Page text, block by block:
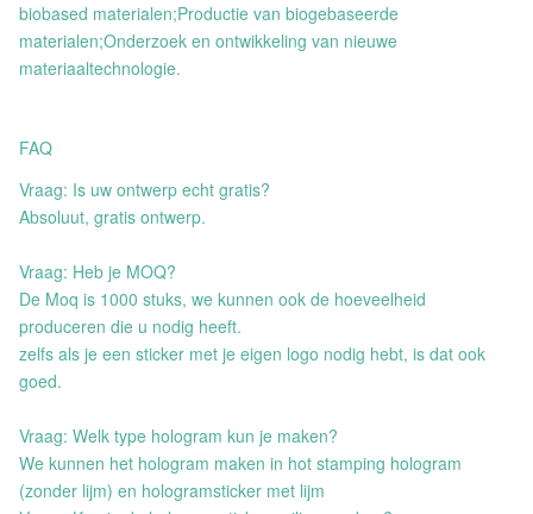
biobased materialen;Productie van biogebaseerde
materialen;Onderzoek en ontwikkeling van nieuwe
materiaaltechnologie.
FAQ
Vraag: Is uw ontwerp echt gratis?
Absoluut, gratis ontwerp.
Vraag: Heb je MOQ?
De Moq is 1000 stuks, we kunnen ook de hoeveelheid
produceren die u nodig heeft.
zelfs als je een sticker met je eigen logo nodig hebt, is dat ook
goed.
Vraag: Welk type hologram kun je maken?
We kunnen het hologram maken in hot stamping hologram
(zonder lijm) en hologramsticker met lijm